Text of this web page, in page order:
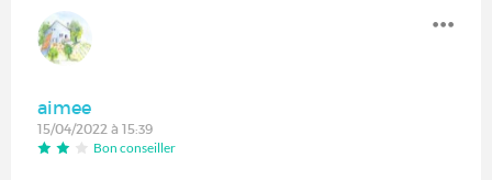
aimee
15/04/2022 à 15:39
Bon conseiller